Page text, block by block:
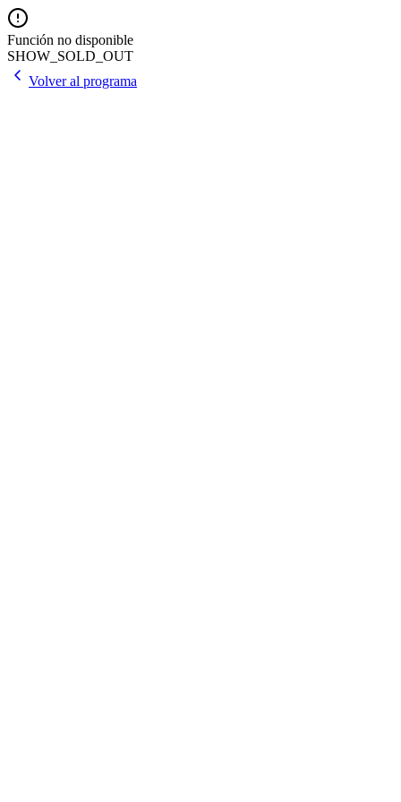
Función no disponible
SHOW_SOLD_OUT
Volver al programa